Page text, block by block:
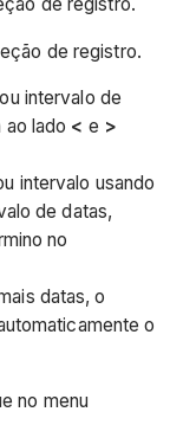
de registro.
de registro.
intervalo de
lado < e >
intervalo usando
de datas,
no
datas, o
o
no menu